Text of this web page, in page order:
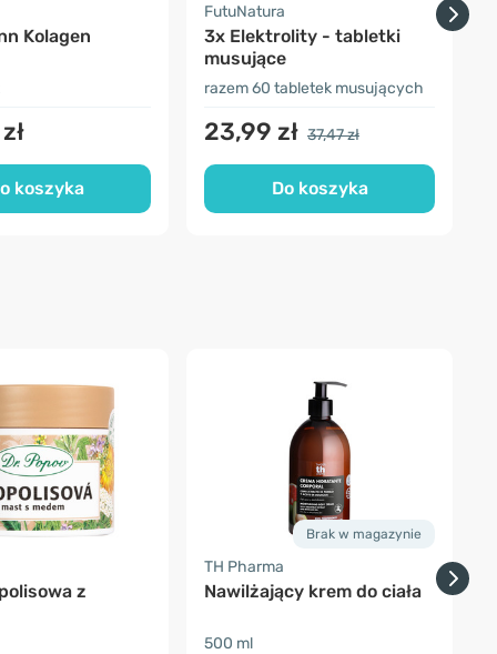
Kolagen
koszyka
FutuNatura
3x Elektrolity - tabletki
musujące
razem 60 tabletek musujących
23,99 zł 37,47 zł
Do koszyka
z
Brak w magazynie
TH Pharma
Nawilżający krem do ciała
500 ml